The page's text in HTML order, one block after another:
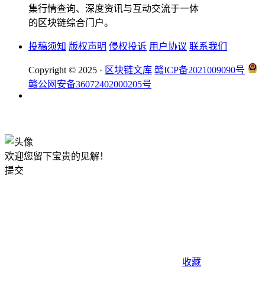
集行情查询、深度资讯与互动交流于一体
的区块链综合门户。
投稿须知 版权声明 侵权投诉 用户协议 联系我们
Copyright © 2025 · 区块链文库 赣ICP备2021009090号
赣公网安备36072402000205号
欢迎您留下宝贵的见解！
提交
收藏